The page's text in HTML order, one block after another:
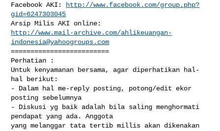
Facebook AKI:
http://www.facebook.com/group.php?
gid=6247303045
http://www.mail-archive.com/ahlikeuangan-
indonesia@yahoogroups.com
=========================
Perhatian :
Untuk kenyamanan bersama, agar diperhatikan hal-
hal berikut:
- Dalam hal me-reply posting, potong/edit ekor
posting sebelumnya
- Diskusi yg baik adalah bila saling menghormati
pendapat yang ada. Anggota
yang melanggar tata tertib millis akan dikenakan